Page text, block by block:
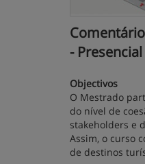
-
Objectivos
O Mestrado
do nível de
stakeholders e
Assim, o curso
de destinos